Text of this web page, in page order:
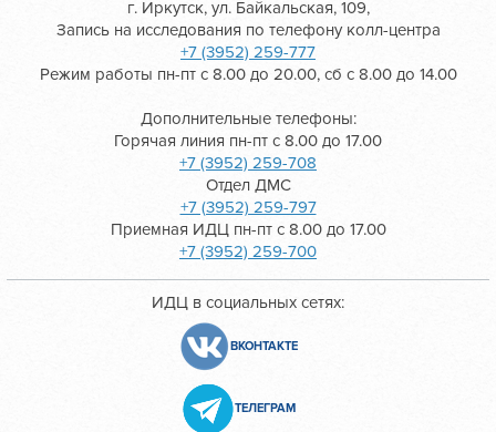
г. Иркутск, ул. Байкальская, 109,
Запись на исследования по телефону колл-центра
+7 (3952) 259-777
Режим работы пн-пт с 8.00 до 20.00, сб с 8.00 до 14.00
Дополнительные телефоны:
Горячая линия пн-пт с 8.00 до 17.00
+7 (3952) 259-708
Отдел ДМС
+7 (3952) 259-797
Приемная ИДЦ пн-пт с 8.00 до 17.00
+7 (3952) 259-700
ИДЦ в социальных сетях:
ВКОНТАКТЕ
ТЕЛЕГРАМ